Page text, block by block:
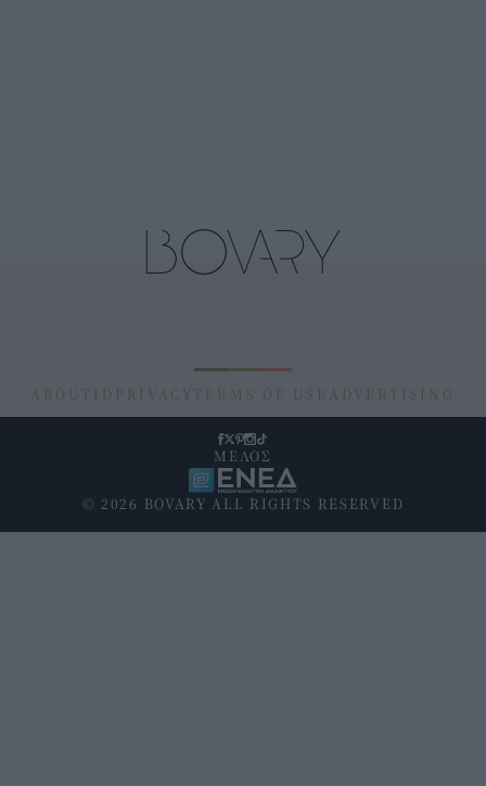
ABOUT ID PRIVACY TERMS OF USE ADVERTISING
© 2026 BOVARY ALL RIGHTS RESERVED
ΜΕΛΟΣ